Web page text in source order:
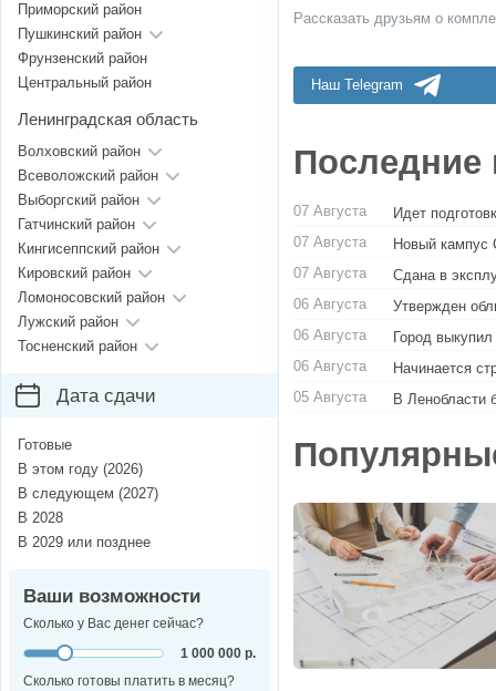
Рассказать друзьям о
Наш Telegram
Последние
07 Августа
Идет
07 Августа
Новый кампус
07 Августа
Сдана в
06 Августа
Утвержден
06 Августа
Город
06 Августа
Начинается
05 Августа
В Ленобласти
Приморский район
Пушкинский район
Фрунзенский район
Центральный район
Ленинградская область
Волховский район
Всеволожский район
Выборгский район
Гатчинский район
Кингисеппский район
Кировский район
Ломоносовский район
Лужский район
Тосненский район
Дата сдачи
Готовые
В этом году (2026)
В следующем (2027)
В 2028
В 2029 или позднее
Ваши возможности
Сколько у Вас денег сейчас?
1 000 000 р.
Сколько готовы платить в месяц?